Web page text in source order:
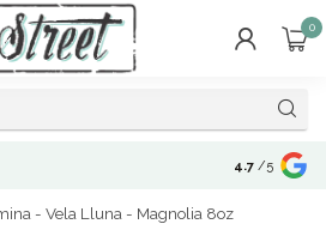
0
!Envíos a
4.7 /5
- Vela Lluna - Magnolia 8oz